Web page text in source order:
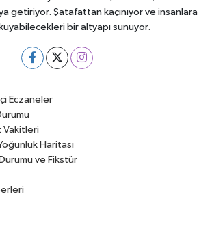
getiriyor. Şatafattan kaçınıyor ve insanlara
bir altyapı sunuyor.
Eczaneler
Vakitleri
Haritası
ve Fikstür